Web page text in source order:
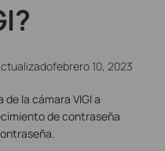
10, 2023
la cámara VIGI a
de contraseña